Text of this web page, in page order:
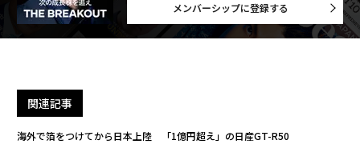
メンバーシップに登録する
関連記事
海外で箔をつけてから日本上陸 「1億円超え」の日産GT-R50